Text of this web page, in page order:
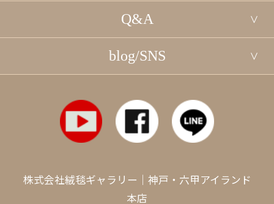
Q&A
blog/SNS
株式会社絨毯ギャラリー｜神戸・六甲アイランド
本店